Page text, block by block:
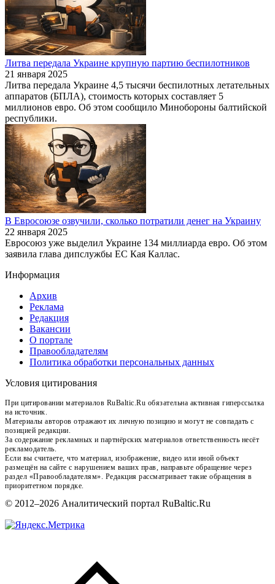
Литва передала Украине крупную партию беспилотников
21 января 2025
Литва передала Украине 4,5 тысячи беспилотных летательных
аппаратов (БПЛА), стоимость которых составляет 5
миллионов евро. Об этом сообщило Минобороны балтийской
республики.
В Евросоюзе озвучили, сколько потратили денег на Украину
22 января 2025
Евросоюз уже выделил Украине 134 миллиарда евро. Об этом
заявила глава дипслужбы ЕС Кая Каллас.
Информация
Архив
Реклама
Редакция
Вакансии
О портале
Правообладателям
Политика обработки персональных данных
Условия цитирования
При цитировании материалов RuBaltic.Ru обязательна активная гиперссылка
на источник.
Материалы авторов отражают их личную позицию и могут не совпадать с
позицией редакции.
За содержание рекламных и партнёрских материалов ответственность несёт
рекламодатель.
Если вы считаете, что материал, изображение, видео или иной объект
размещён на сайте с нарушением ваших прав, направьте обращение через
раздел «Правообладателям». Редакция рассматривает такие обращения в
приоритетном порядке.
© 2012–2026 Аналитический портал RuBaltic.Ru